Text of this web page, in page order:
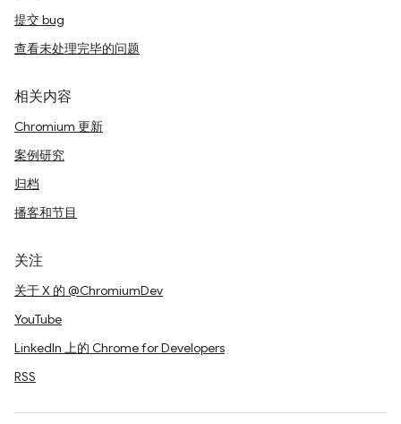
提交 bug
查看未处理完毕的问题
相关内容
Chromium 更新
案例研究
归档
播客和节目
关注
关于 X 的 @ChromiumDev
YouTube
LinkedIn 上的 Chrome for Developers
RSS